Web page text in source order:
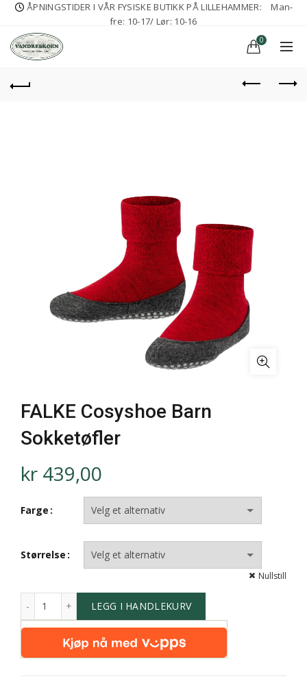
ÅPNINGSTIDER I VÅR FYSISKE BUTIKK PÅ LILLEHAMMER:
Man-
fre: 10-17/ Lør: 10-16
0
FALKE Cosyshoe Barn
Sokketøfler
kr 439,00
Farge
Størrelse
Nullstill
LEGG I HANDLEKURV